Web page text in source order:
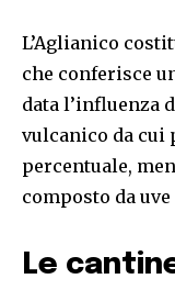
L’Aglianico
che conferisce
data l’influenza
vulcanico da cui
percentuale,
composto da
Le